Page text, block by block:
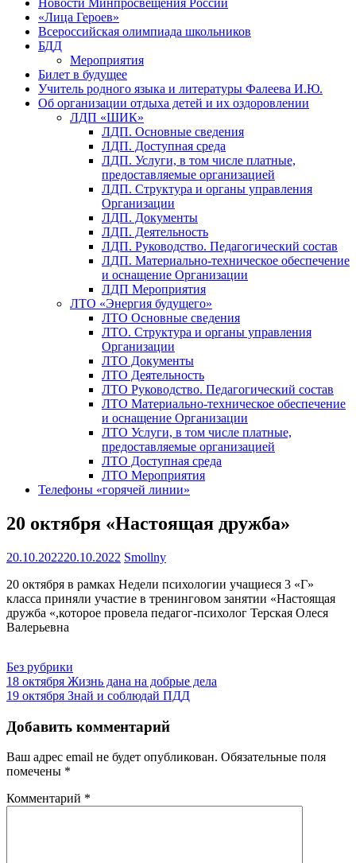
Новости Минпросвещения России
«Лица Героев»
Всероссийская олимпиада школьников
БДД
Мероприятия
Билет в будущее
Учитель родного языка и литературы Фалеева И.Ю.
Об организации отдыха детей и их оздоровлении
ЛДП «ШИК»
ЛДП. Основные сведения
ЛДП. Доступная среда
ЛДП. Услуги, в том числе платные,
предоставляемые организацией
ЛДП. Структура и органы управления
Организации
ЛДП. Документы
ЛДП. Деятельность
ЛДП. Руководство. Педагогический состав
ЛДП. Материально-техническое обеспечение
и оснащение Организации
ЛДП Мероприятия
ЛТО «Энергия будущего»
ЛТО Основные сведения
ЛТО. Структура и органы управления
Организации
ЛТО Документы
ЛТО Деятельность
ЛТО Руководство. Педагогический состав
ЛТО Материально-техническое обеспечение
и оснащение Организации
ЛТО Услуги, в том числе платные,
предоставляемые организацией
ЛТО Доступная среда
ЛТО Мероприятия
Телефоны «горячей линии»
20 октября «Настоящая дружба»
20.10.202220.10.2022 Smollny
20 октября в рамках Недели психологии учащиеся 3 «Г»
класса приняли участие в тренинговом занятии «Настоящая
дружба «,которое провела педагог-психолог Терская Олеся
Валерьевна
Без рубрики
Навигация
по
записям
18 октября Жизнь дана на добрые дела
19 октября Знай и соблюдай ПДД
Добавить комментарий
Ваш адрес email не будет опубликован. Обязательные поля
помечены *
Комментарий *